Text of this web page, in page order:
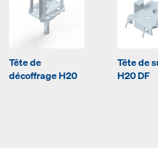
Tête de
décoffrage H20
Tête de
H20 DF